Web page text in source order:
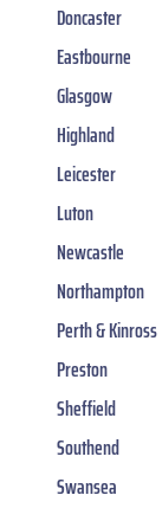
Doncaster
Eastbourne
Glasgow
Highland
Leicester
Luton
Newcastle
Northampton
Perth & Kinross
Preston
Sheffield
Southend
Swansea